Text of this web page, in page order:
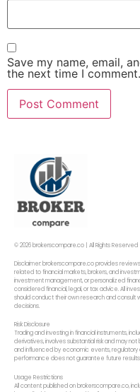
Save my name, email,
the next time I comment.
© 2026 brokerscompare.co | All Rights Reserved
Disclaimer: brokerscompare.co provides
related to financial markets, brokers, and
investment management, or personalized
considered financial, legal, or tax advice. All
should conduct their own research and consult
decisions.
Risk Disclosure
Trading and investing in financial instruments,
derivatives, involves substantial risk and may
and influenced by economic events,
performance does not guarantee future results.
Usage Restrictions
All content published on brokerscompare.co,